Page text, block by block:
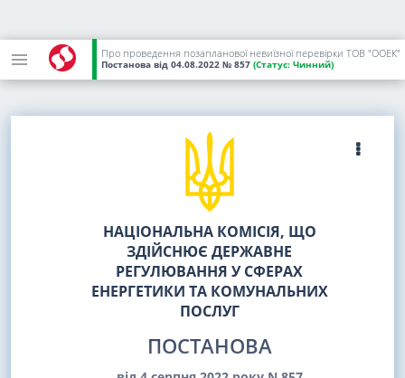
Про проведення позапланової невиїзної перевірки ТОВ "ООЕК"
Постанова від 04.08.2022 № 857 (Статус: Чинний)
НАЦІОНАЛЬНА КОМІСІЯ, ЩО
ЗДІЙСНЮЄ ДЕРЖАВНЕ
РЕГУЛЮВАННЯ У СФЕРАХ
ЕНЕРГЕТИКИ ТА КОМУНАЛЬНИХ
ПОСЛУГ
ПОСТАНОВА